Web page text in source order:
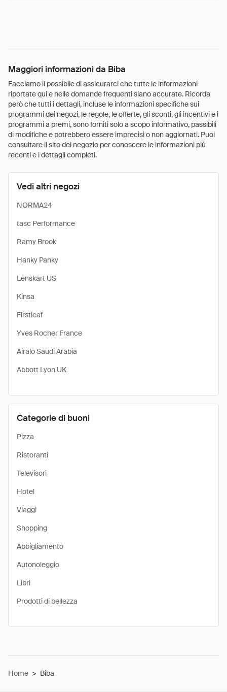
Maggiori informazioni da Biba
Facciamo il possibile di assicurarci che tutte le informazioni
riportate qui e nelle domande frequenti siano accurate. Ricorda
però che tutti i dettagli, incluse le informazioni specifiche sui
programmi dei negozi, le regole, le offerte, gli sconti, gli incentivi e i
programmi a premi, sono forniti solo a scopo informativo, passibili
di modifiche e potrebbero essere imprecisi o non aggiornati. Puoi
consultare il sito del negozio per conoscere le informazioni più
recenti e i dettagli completi.
Vedi altri negozi
NORMA24
tasc Performance
Ramy Brook
Hanky Panky
Lenskart US
Kinsa
Firstleaf
Yves Rocher France
Airalo Saudi Arabia
Abbott Lyon UK
Categorie di buoni
Pizza
Ristoranti
Televisori
Hotel
Viaggi
Shopping
Abbigliamento
Autonoleggio
Libri
Prodotti di bellezza
Home > Biba